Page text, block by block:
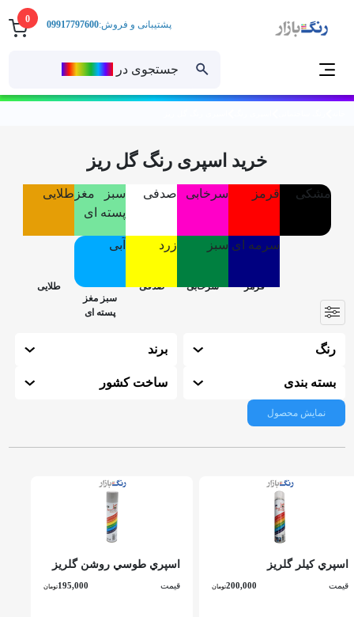
0
جستجوی در
پشتیبانی و فروش:09917797600
خرید اسپری رنگ گل ریز
مشکی قرمز سرخابی صدفی
سبز مغز
پسته ای
طلایی
سرمه ای سبز زرد آبی
رنگ برند
بسته بندی ساخت کشور
نمایش محصول
اسپري كيلر گلریز
قیمت 200,000تومان
اسپري طوسي روشن گلریز
قیمت 195,000تومان